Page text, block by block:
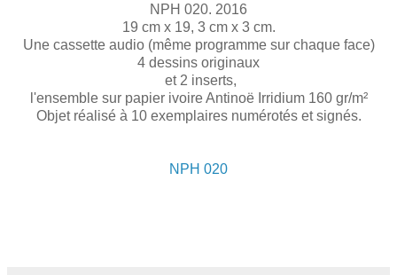
NPH 020. 2016
19 cm x 19, 3 cm x 3 cm.
Une cassette audio (même programme sur chaque face)
4 dessins originaux
et 2 inserts,
l'ensemble sur papier ivoire Antinoë Irridium 160 gr/m²
Objet réalisé à 10 exemplaires numérotés et signés.
NPH 020